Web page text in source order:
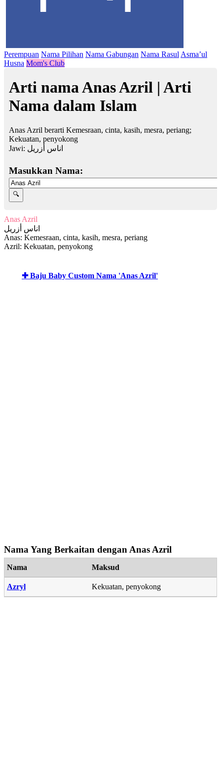
Perempuan Nama Pilihan Nama Gabungan Nama Rasul Asma’ul
Husna Mom's Club
Arti nama Anas Azril | Arti
Nama dalam Islam
Anas Azril berarti Kemesraan, cinta, kasih, mesra, periang;
Kekuatan, penyokong
Jawi: اناس أزريل
Masukkan Nama:
Anas Azril
اناس أزريل
Anas: Kemesraan, cinta, kasih, mesra, periang
Azril: Kekuatan, penyokong
✚ Baju Baby Custom Nama 'Anas Azril'
Nama Yang Berkaitan dengan Anas Azril
Nama Maksud
Azryl Kekuatan, penyokong